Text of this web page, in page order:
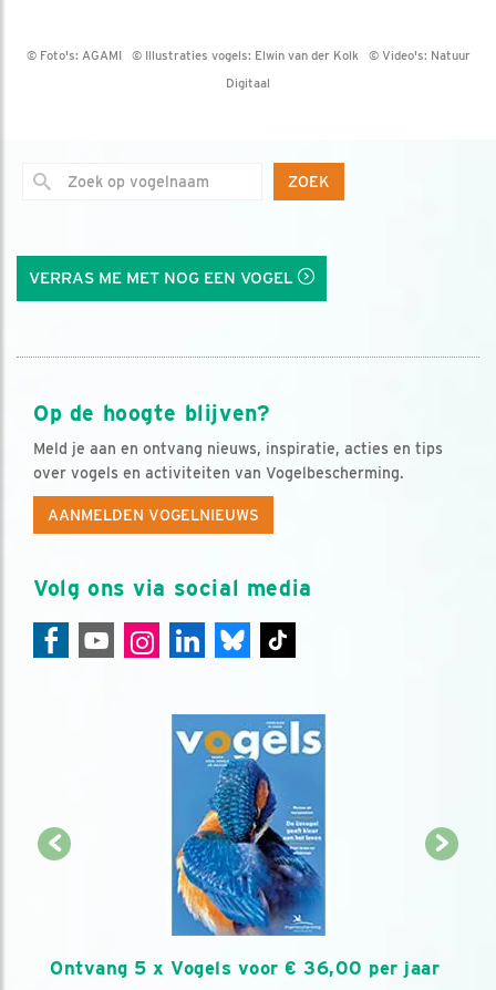
© Foto's: AGAMI© Illustraties vogels: Elwin van der Kolk© Video's: Natuur
Digitaal
ZOEK
VERRAS ME MET NOG EEN VOGEL
Op de hoogte blijven?
Meld je aan en ontvang nieuws, inspiratie, acties en tips
over vogels en activiteiten van Vogelbescherming.
AANMELDEN VOGELNIEUWS
Volg ons via social media
Ontvang 5 x Vogels voor € 36,00 per jaar